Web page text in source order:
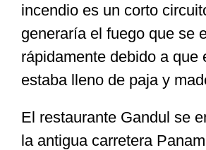
Nosotros
incendio es un corto
generaría el fuego que se
rápidamente debido a que
estaba lleno de paja y
El restaurante Gandul se
la antigua carretera